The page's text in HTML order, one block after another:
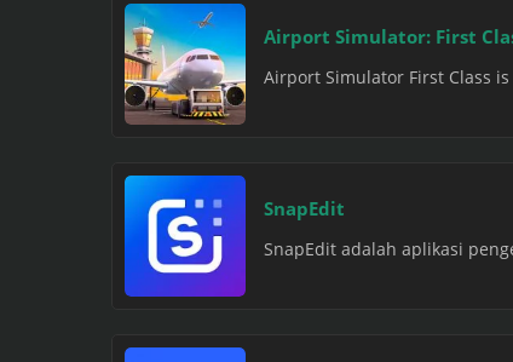
Airport Simulator: First
Airport Simulator First Class
SnapEdit
SnapEdit adalah aplikasi